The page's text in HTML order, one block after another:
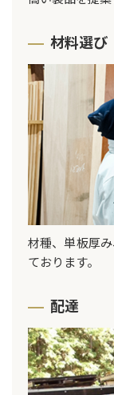
材料選び
材種、単板厚
ております。
配達